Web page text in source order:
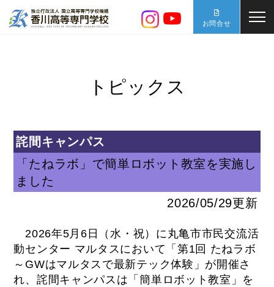
お問合せ
トピックス
詫間キャンパス
「たねラボ」で簡単ロボット教室を実施し
ました
2026/05/29更新
2026年5月6日（水・祝）に丸亀市市民交流活
動センター マルタスにおいて「第1回 たねラボ
～GWはマルタスで最新テック体験」が開催さ
れ、詫間キャンパスは「簡単ロボット教室」を